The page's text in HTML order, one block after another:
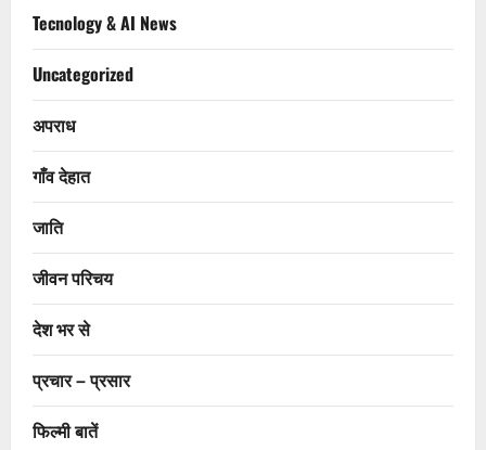
Tecnology & AI News
Uncategorized
अपराध
गाँव देहात
जाति
जीवन परिचय
देश भर से
प्रचार – प्रसार
फिल्मी बातें